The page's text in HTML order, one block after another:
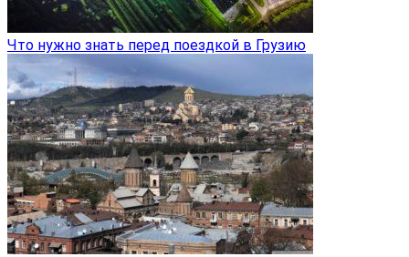
Что нужно знать перед поездкой в Грузию